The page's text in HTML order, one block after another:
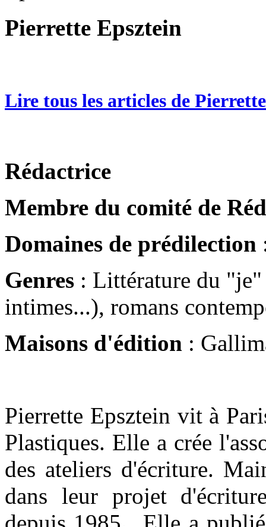
Pierrette Epsztein
Lire tous les articles de
Rédactrice
Membre du comité de
Domaines de prédilection
Genres : Littérature du
intimes...), romans
Maisons d'édition :
Pierrette Epsztein vit à
Plastiques. Elle a crée
des ateliers d'écriture.
dans leur projet